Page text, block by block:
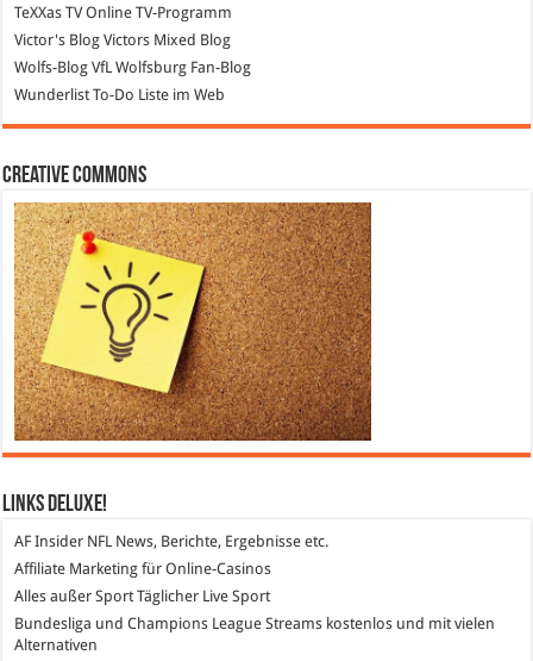
TeXXas TVOnline TV-Programm
Victor's Blog Victors Mixed Blog
Wolfs-Blog VfL Wolfsburg Fan-Blog
WunderlistTo-Do Liste im Web
Creative Commons
Links DeLuXe!
AF Insider NFL News, Berichte, Ergebnisse etc.
Affiliate Marketing für Online-Casinos
Alles außer Sport Täglicher Live Sport
Bundesliga und Champions League Streams kostenlos und mit vielen
Alternativen